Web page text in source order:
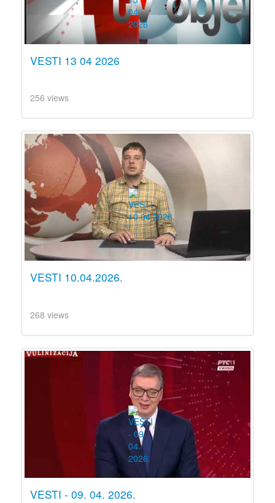
VESTI 13 04 2026
256 views
VESTI 10.04.2026.
268 views
VESTI - 09. 04. 2026.